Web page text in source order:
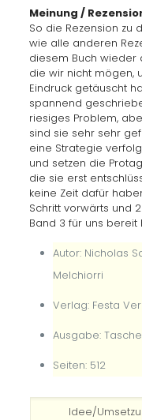
Meinung /
So die Rezension zu
wie alle anderen
diesem Buch wieder
die wir nicht mögen,
Eindruck getäuscht
spannend
riesiges Problem,
sind sie sehr sehr
eine Strategie
und setzen die
die sie erst
keine Zeit dafür
Schritt vorwärts und
Band 3 für uns bereit
Autor: Nicholas
Melchiorri
Verlag: Festa
Ausgabe:
Seiten: 512
Idee/